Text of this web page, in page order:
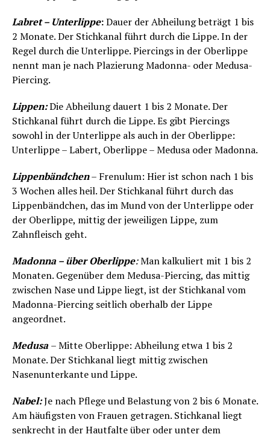
Labret – Unterlippe:Dauer der Abheilung beträgt 1 bis
2 Monate. Der Stichkanal führt durch die Lippe. In der
Regel durch die Unterlippe. Piercings in der Oberlippe
nennt man je nach Plazierung Madonna- oder Medusa-
Piercing.
Lippen:Die Abheilung dauert 1 bis 2 Monate. Der
Stichkanal führt durch die Lippe. Es gibt Piercings
sowohl in der Unterlippe als auch in der Oberlippe:
Unterlippe – Labert, Oberlippe – Medusa oder Madonna.
Lippenbändchen– Frenulum: Hier ist schon nach 1 bis
3 Wochen alles heil. Der Stichkanal führt durch das
Lippenbändchen, das im Mund von der Unterlippe oder
der Oberlippe, mittig der jeweiligen Lippe, zum
Zahnfleisch geht.
Madonna – über Oberlippe:Man kalkuliert mit 1 bis 2
Monaten. Gegenüber dem Medusa-Piercing, das mittig
zwischen Nase und Lippe liegt, ist der Stichkanal vom
Madonna-Piercing seitlich oberhalb der Lippe
angeordnet.
Medusa – Mitte Oberlippe: Abheilung etwa 1 bis 2
Monate. Der Stichkanal liegt mittig zwischen
Nasenunterkante und Lippe.
Nabel:Je nach Pflege und Belastung von 2 bis 6 Monate.
Am häufigsten von Frauen getragen. Stichkanal liegt
senkrecht in der Hautfalte über oder unter dem